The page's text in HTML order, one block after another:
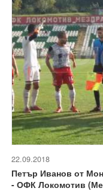
22.09.2018
Петър Иванов от
- ОФК Локомотив